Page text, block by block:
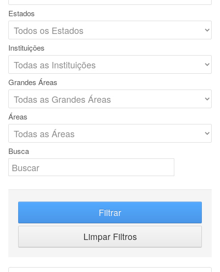
Estados
Instituições
Grandes Áreas
Áreas
Busca
Filtrar
Limpar Filtros